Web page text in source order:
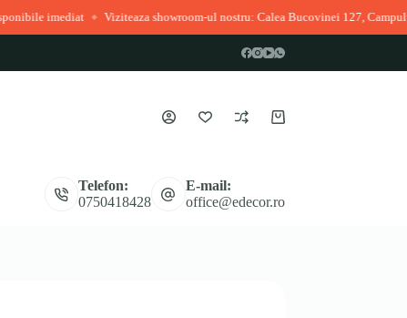
◆ Viziteaza showroom-ul nostru: Calea Bucovinei 127, Campulung
Coș
Telefon:
0750418428
E-mail:
office@edecor.ro